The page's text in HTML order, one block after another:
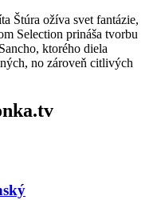
Štúra ožíva svet fantázie,
Selection prináša tvorbu
ktorého diela
no zároveň citlivých